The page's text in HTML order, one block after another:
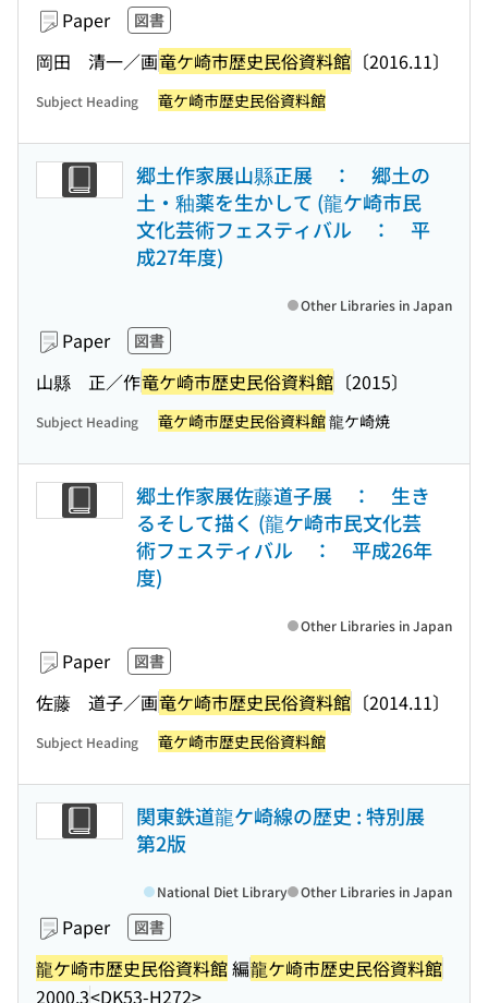
Paper 図書
岡田 清一／画竜ケ崎市歴史民俗資料館 〔2016.11〕
Subject Heading 竜ケ崎市歴史民俗資料館
郷土作家展山縣正展 ： 郷土の
土・釉薬を生かして (龍ケ崎市民
文化芸術フェスティバル ： 平
成27年度)
Paper 図書
山縣 正／作竜ケ崎市歴史民俗資料館 〔2015〕
Other Libraries in Japan
Subject Heading 竜ケ崎市歴史民俗資料館龍ケ崎焼
郷土作家展佐藤道子展 ： 生き
るそして描く (龍ケ崎市民文化芸
術フェスティバル ： 平成26年
度)
Paper 図書
佐藤 道子／画竜ケ崎市歴史民俗資料館 〔2014.11〕
Other Libraries in Japan
Subject Heading 竜ケ崎市歴史民俗資料館
関東鉄道龍ケ崎線の歴史 : 特別展
第2版
Paper 図書
龍ケ崎市歴史民俗資料館編龍ケ崎市歴史民俗資料館
2000.3<DK53-H272>
National Diet Library Other Libraries in Japan